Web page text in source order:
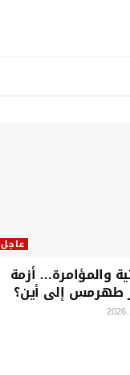
عاجل
والمؤامرة… أزمة
طهرمس إلى أين؟